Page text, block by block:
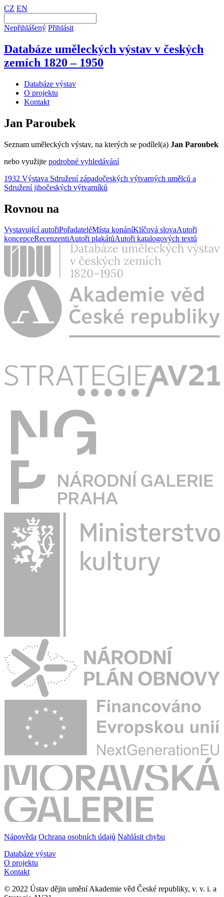
CZ EN
Nepřihlášený Přihlásit
Databáze uměleckých výstav v českých
zemích 1820 – 1950
Databáze výstav
O projektu
Kontakt
Jan Paroubek
Seznam uměleckých výstav, na kterých se podílel(a) Jan Paroubek
nebo využijte podrobné vyhledávání
1932 Výstava Sdružení západočeských výtvarných umělců a
Sdružení jihočeských výtvarníků
Rovnou na
Vystavující autořiPořadateléMísta konáníKlíčová slovaAutoři
koncepceRecenzentiAutoři plakátůAutoři katalogových textů
Nápověda Ochrana osobních údajů Nahlásit chybu
Databáze výstav
O projektu
Kontakt
© 2022 Ústav dějin umění Akademie věd České republiky, v. v. i. a